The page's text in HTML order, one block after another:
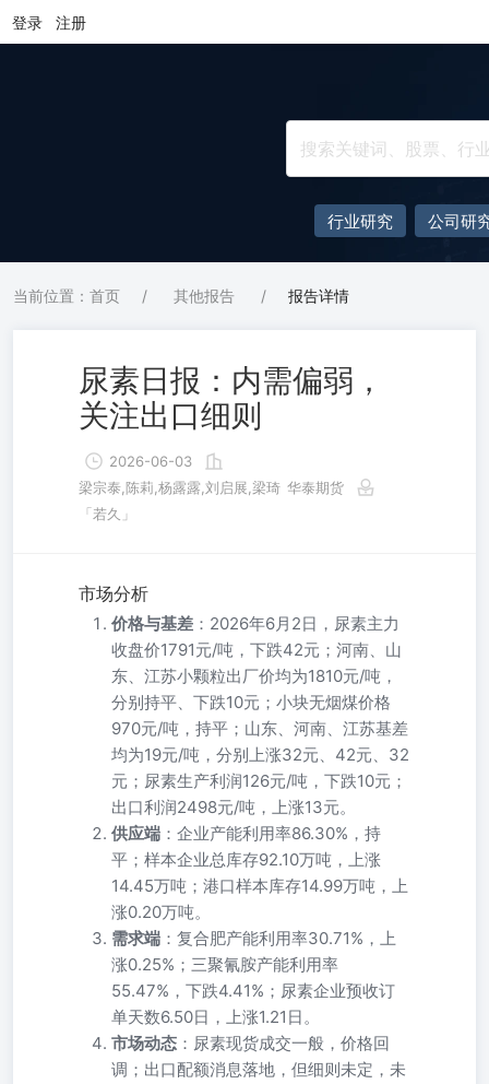
登录 注册
行业研究 公司研
当前位置：首页 / 其他报告 / 报告详情
尿素日报：内需偏弱，
关注出口细则
2026-06-03
梁宗泰,陈莉,杨露露,刘启展,梁琦 华泰期货
「若久」
市场分析
价格与基差 ：2026年6月2日，尿素主力
收盘价1791元/吨，下跌42元；河南、山
东、江苏小颗粒出厂价均为1810元/吨，
分别持平、下跌10元；小块无烟煤价格
970元/吨，持平；山东、河南、江苏基差
均为19元/吨，分别上涨32元、42元、32
元；尿素生产利润126元/吨，下跌10元；
出口利润2498元/吨，上涨13元。
供应端 ：企业产能利用率86.30%，持
平；样本企业总库存92.10万吨，上涨
14.45万吨；港口样本库存14.99万吨，上
涨0.20万吨。
需求端 ：复合肥产能利用率30.71%，上
涨0.25%；三聚氰胺产能利用率
55.47%，下跌4.41%；尿素企业预收订
单天数6.50日，上涨1.21日。
市场动态 ：尿素现货成交一般，价格回
调；出口配额消息落地，但细则未定，未